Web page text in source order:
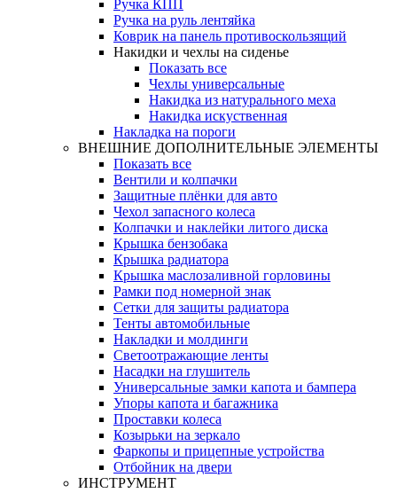
Ручка КПП
Ручка на руль лентяйка
Коврик на панель противоскользящий
Накидки и чехлы на сиденье
Показать все
Чехлы универсальные
Накидка из натурального меха
Накидка искуственная
Накладка на пороги
ВНЕШНИЕ ДОПОЛНИТЕЛЬНЫЕ ЭЛЕМЕНТЫ
Показать все
Вентили и колпачки
Защитные плёнки для авто
Чехол запасного колеса
Колпачки и наклейки литого диска
Крышка бензобака
Крышка радиатора
Крышка маслозаливной горловины
Рамки под номерной знак
Сетки для защиты радиатора
Тенты автомобильные
Накладки и молдинги
Светоотражающие ленты
Насадки на глушитель
Универсальные замки капота и бампера
Упоры капота и багажника
Проставки колеса
Козырьки на зеркало
Фаркопы и прицепные устройства
Отбойник на двери
ИНСТРУМЕНТ